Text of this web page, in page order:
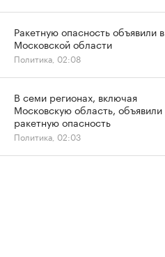
Ракетную опасность объявили в
Московской области
Политика, 02:08
В семи регионах, включая
Московскую область, объявили
ракетную опасность
Политика, 02:03